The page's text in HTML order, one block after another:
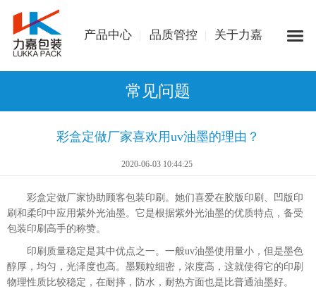
产品中心 品质管控 关于力嘉
常见问题
彩盒定做厂家喜欢用uv油墨的理由？
2020-06-03 10:44:25
彩盒定做厂家协助顾客包装印刷。她们喜爱在胶版印刷、凹版印
刷和柔印中应用紫外光油墨。它是根据紫外光油墨的优质特点，备受
包装印刷高手的称赞。
印刷质量稳定是其中优点之一。一般uv油墨使用量小，但是墨色
醇厚，均匀，光泽度也高。墨颗粒细密，浓度高，这就使得它的印刷
物理性质比较稳定，在耐摔，防水，耐热方面也是比普通油墨好。